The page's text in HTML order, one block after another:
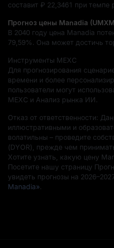
составит ₽ 22,3461 при темпе
Прогноз цены Manadia
В 2040 году цена Manadia
79,59%
. Она может достичь
Инструменты MEXC
Для прогнозирования
времени и более
пользователи могут
MEXC и Анализ рынка ИИ.
Отказ от ответственности:
иллюстративными и
волатильны – проведите
(DYOR), прежде чем
Хотите узнать, какую цену
Посетите нашу страницу
увидеть прогнозы на
Manadia»